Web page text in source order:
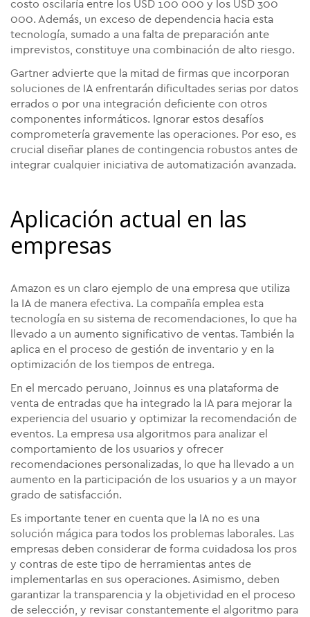
costo oscilaría entre los USD 100 000 y los USD 300
000. Además, un exceso de dependencia hacia esta
tecnología, sumado a una falta de preparación ante
imprevistos, constituye una combinación de alto riesgo.
Gartner advierte que la mitad de firmas que incorporan
soluciones de IA enfrentarán dificultades serias por datos
errados o por una integración deficiente con otros
componentes informáticos. Ignorar estos desafíos
comprometería gravemente las operaciones. Por eso, es
crucial diseñar planes de contingencia robustos antes de
integrar cualquier iniciativa de automatización avanzada.
Aplicación actual en las
empresas
Amazon es un claro ejemplo de una empresa que utiliza
la IA de manera efectiva. La compañía emplea esta
tecnología en su sistema de recomendaciones, lo que ha
llevado a un aumento significativo de ventas. También la
aplica en el proceso de gestión de inventario y en la
optimización de los tiempos de entrega.
En el mercado peruano, Joinnus es una plataforma de
venta de entradas que ha integrado la IA para mejorar la
experiencia del usuario y optimizar la recomendación de
eventos. La empresa usa algoritmos para analizar el
comportamiento de los usuarios y ofrecer
recomendaciones personalizadas, lo que ha llevado a un
aumento en la participación de los usuarios y a un mayor
grado de satisfacción.
Es importante tener en cuenta que la IA no es una
solución mágica para todos los problemas laborales. Las
empresas deben considerar de forma cuidadosa los pros
y contras de este tipo de herramientas antes de
implementarlas en sus operaciones. Asimismo, deben
garantizar la transparencia y la objetividad en el proceso
de selección, y revisar constantemente el algoritmo para